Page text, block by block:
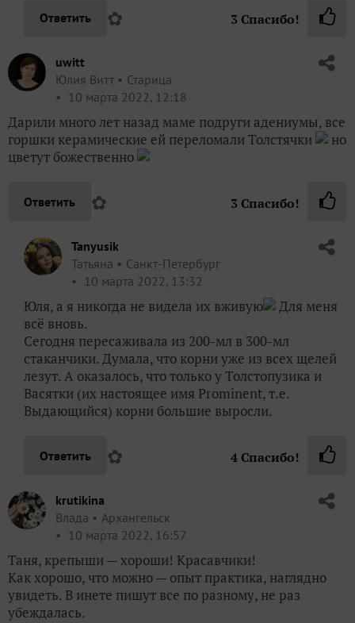
Ответить ✿ 3 Спасибо!
uwitt
Юлия Витт
Старица
10 марта 2022, 12:18
Дарили много лет назад маме подруги адениумы, все
горшки керамические ей переломали Толстячки
но
цветут божественно
Ответить ✿ 3 Спасибо!
Tanyusik
Татьяна
Санкт-Петербург
10 марта 2022, 13:32
Юля, а я никогда не видела их вживую
Для меня
всё вновь.
Сегодня пересаживала из 200-мл в 300-мл
стаканчики. Думала, что корни уже из всех щелей
лезут. А оказалось, что только у Толстопузика и
Васятки (их настоящее имя Prominent, т.е.
Выдающийся) корни большие выросли.
Ответить ✿ 4Спасибо!
krutikina
Влада
Архангельск
10 марта 2022, 16:57
Таня, крепыши — хороши! Красавчики!
Как хорошо, что можно — опыт практика, наглядно
увидеть. В инете пишут все по разному, не раз
убеждалась.